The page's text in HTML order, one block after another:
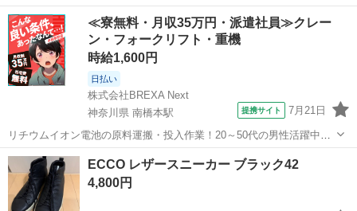
41（26.5cmの僕で問題なく履けました） カラー：ネイビー 状態：オ
シャレすぎて数回しか履きませんでした。アッパーはスウェードの質
感がきれいに残っています。 ...
東京 台東区 浅草橋駅 靴
≪寮無料・月収35万円・派遣社員≫クレー
ン・フォークリフト・重機
時給1,600円
日払い
株式会社BREXA Next
神奈川県 南橋本駅
提携サイト 7月21日
リチウムイオン電池の原料運搬・投入作業！20～50代の男性活躍中★
ワンルーム寮完備！赴任旅費会社負担！年間休日130日★フォークリフ
ト免許お持ちの方、活躍中！就業先食堂利用可★《神奈川県相模原
市》 人気の工場のお仕事 ◇電...
神奈川 相模原市 南橋本駅
ECCO レザースニーカー ブラック42
4,800円